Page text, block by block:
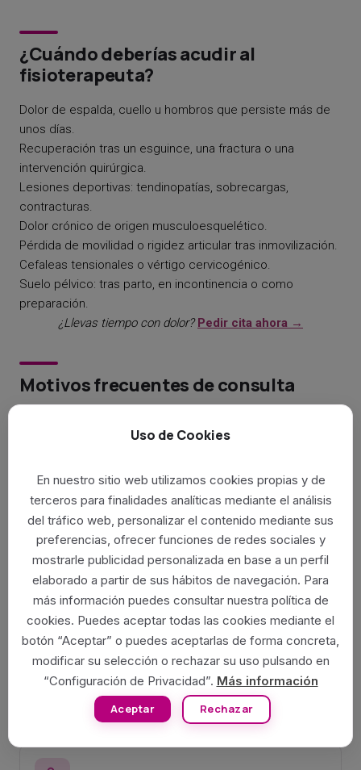
¿Cuándo deberías acudir al
fisioterapeuta?
Dolor de espalda, cuello u hombros que persiste más de
unos días.
Recuperación tras un esguince, una fractura o una
intervención quirúrgica.
Lesiones deportivas: tendinopatías, sobrecargas,
contracturas.
Dolor crónico de origen musculoesquelético.
Pérdida de movilidad o rigidez articular tras inmovilización.
Cefaleas tensionales o vértigo cervicogénico.
Suelo pélvico: tras parto, en incontinencia o como
preparación.
¿Llevas tiempo con dolor? Pedir cita ahora →
Motivos frecuentes de consulta
Esguinces y recuperación postraumática
Rehabilitación postquirúrgica: tras prótesis de rodilla,
cadera, hombro o columna.
Lesiones deportivas: sobrecargas, contracturas, roturas
fibrilares.
Fisioterapia del suelo pélvico.
Vértigo cervicogénico y cefaleas tensionales
Reeducación postural
y ejercicio terapéutico.
Nuestro equipo en
Rehabilitación y fisioterapia
Uso de Cookies
En nuestro sitio web utilizamos cookies propias y de
terceros para finalidades analíticas mediante el análisis
del tráfico web, personalizar el contenido mediante sus
preferencias, ofrecer funciones de redes sociales y
mostrarle publicidad personalizada en base a un perfil
elaborado a partir de sus hábitos de navegación. Para
más información puedes consultar nuestra política de
cookies. Puedes aceptar todas las cookies mediante el
botón “Aceptar” o puedes aceptarlas de forma concreta,
modificar su selección o rechazar su uso pulsando en
“Configuración de Privacidad”. Más información
Aceptar Rechazar